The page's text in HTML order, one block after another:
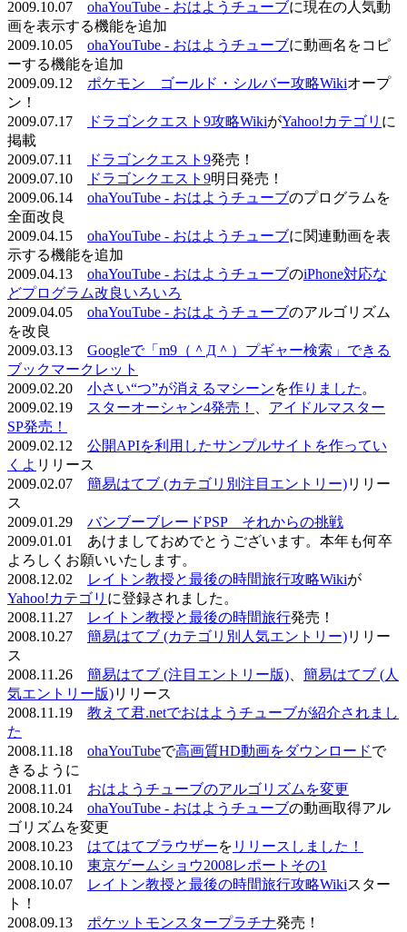
2009.10.07 ohaYouTube - おはようチューブに現在の人気動
画を表示する機能を追加
2009.10.05 ohaYouTube - おはようチューブに動画名をコピ
ーする機能を追加
2009.09.12 ポケモン ゴールド・シルバー攻略Wikiオープ
ン！
2009.07.17
ドラゴンクエスト9攻略WikiがYahoo!カテゴリ に
掲載
2009.07.11
ドラゴンクエスト9発売！
2009.07.10
ドラゴンクエスト9明日発売！
2009.06.14 ohaYouTube - おはようチューブのプログラムを
全面改良
2009.04.15 ohaYouTube - おはようチューブに関連動画を表
示する機能を追加
2009.04.13 ohaYouTube - おはようチューブのiPhone対応な
どプログラム改良いろいろ
2009.04.05 ohaYouTube - おはようチューブのアルゴリズム
を改良
2009.03.13 Googleで「m9（＾Д＾）プギャー検索」できる
ブックマークレット
2009.02.20 小さい“つ”が消えるマシーンを作りました 。
2009.02.19
スターオーシャン4発売！
アイドルマスター
SP発売！
2009.02.12 公開APIを利用したサンプルサイトを作ってい
くよ リリース
2009.02.07 簡易はてブ (カテゴリ別注目エントリー)リリー
ス
2009.01.29 バンブーブレードPSP それからの挑戦
2009.01.01 あけましておめでとうございます。本年も何卒
よろしくお願いいたします。
2008.12.02
レイトン教授と最後の時間旅行攻略Wikiが
Yahoo!カテゴリ に登録されました。
2008.11.27
レイトン教授と最後の時間旅行発売！
2008.10.27 簡易はてブ (カテゴリ別人気エントリー)リリー
ス
2008.11.26 簡易はてブ (注目エントリー版)
簡易はてブ (人
気エントリー版)リリース
2008.11.19 教えて君.netでおはようチューブが紹介されまし
た
2008.11.18 ohaYouTubeで高画質HD動画をダウンロードで
きるように
2008.11.01 おはようチューブのアルゴリズムを変更
2008.10.24 ohaYouTube - おはようチューブの動画取得アル
ゴリズムを変更
2008.10.23 はてはてブラウザーを リリースしました！
2008.10.10 東京ゲームショウ2008レポートその1
2008.10.07
レイトン教授と最後の時間旅行攻略Wikiスター
ト！
2008.09.13 ポケットモンスタープラチナ発売！